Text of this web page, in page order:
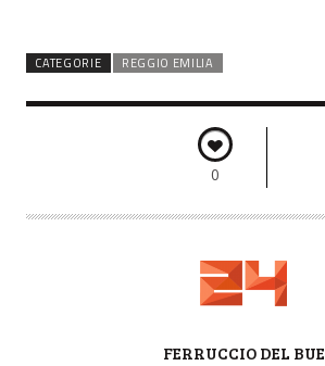
CATEGORIE REGGIO EMILIA
0
FERRUCCIO DEL BUE